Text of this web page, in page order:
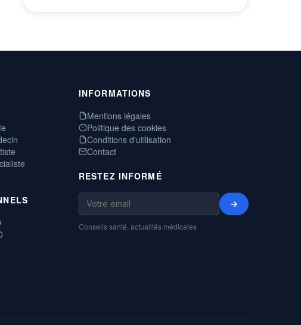
INFORMATIONS
Mentions légales
Politique des cookies
Conditions d'utilisation
Contact
RESTEZ INFORMÉ
→
Conseils santé, actualités médicales